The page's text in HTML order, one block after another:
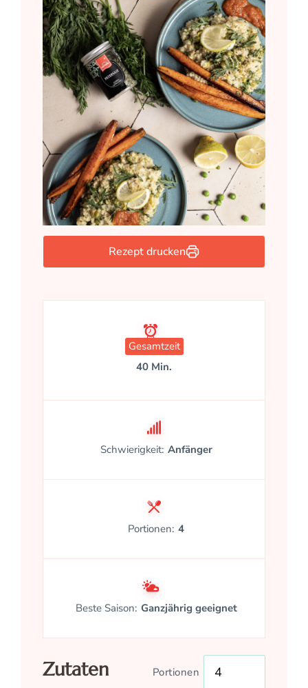
Rezept drucken
Gesamtzeit
40 Min.
Schwierigkeit: Anfänger
Portionen: 4
Beste Saison: Ganzjährig geeignet
Zutaten Portionen